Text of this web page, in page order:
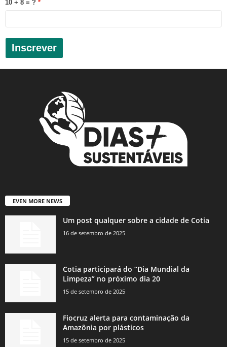
10 + 8 = ?
Inscrever
EVEN MORE NEWS
Um post qualquer sobre a cidade de Cotia
16 de setembro de 2025
Cotia participará do “Dia Mundial da
Limpeza” no próximo dia 20
15 de setembro de 2025
Fiocruz alerta para contaminação da
Amazônia por plásticos
15 de setembro de 2025